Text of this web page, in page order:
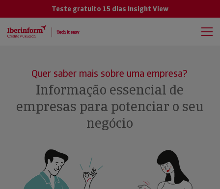
Teste gratuito 15 dias Insight View
Quer saber mais sobre uma empresa?
Informação essencial de
empresas para potenciar o seu
negócio